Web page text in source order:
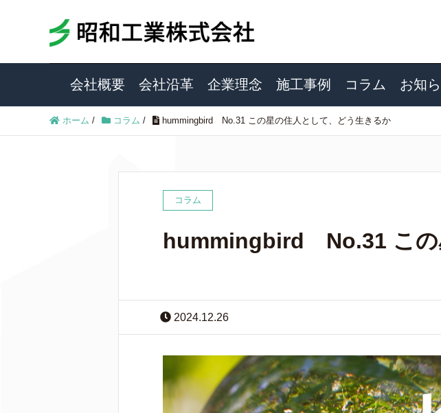
会社概要 会社沿革 企業理念 施工事例 コラム お知
ホーム / コラム / hummingbird No.31 この星の住人として、どう生きるか
コラム
hummingbird No.31 この
2024.12.26